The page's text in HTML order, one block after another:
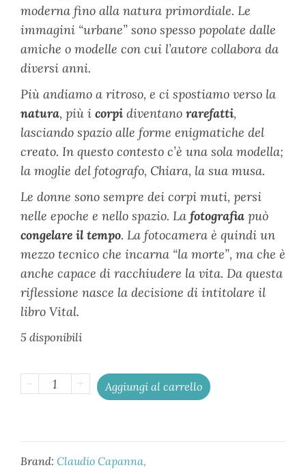
moderna fino alla natura primordiale. Le
immagini “urbane” sono spesso popolate dalle
amiche o modelle con cui l’autore collabora da
diversi anni.
Più andiamo a ritroso, e ci spostiamo verso la
natura, più i corpi diventano rarefatti,
lasciando spazio alle forme enigmatiche del
creato. In questo contesto c’è una sola modella;
la moglie del fotografo, Chiara, la sua musa.
Le donne sono sempre dei corpi muti, persi
nelle epoche e nello spazio. La fotografia può
congelare il tempo. La fotocamera è quindi un
mezzo tecnico che incarna “la morte”, ma che è
anche capace di racchiudere la vita. Da questa
riflessione nasce la decisione di intitolare il
libro Vital.
5 disponibili
- + Aggiungi al carrello
Brand: Claudio Capanna